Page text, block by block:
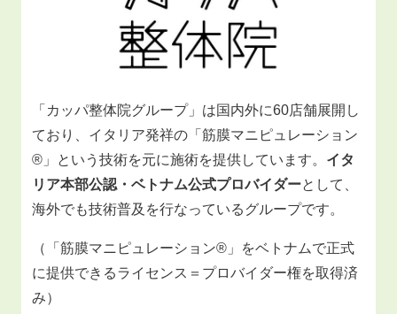
「カッパ整体院グループ」は国内外に60店舗展開し
ており、イタリア発祥の「筋膜マニピュレーション
®」という技術を元に施術を提供しています。 イタ
リア本部公認・ベトナム公式プロバイダーとして、
海外でも技術普及を行なっているグループです。
（「筋膜マニピュレーション®」をベトナムで正式
に提供できるライセンス＝プロバイダー権を取得済
み）